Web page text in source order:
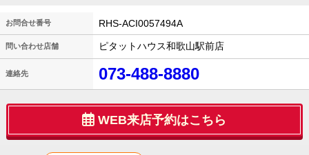
お問合せ番号 RHS-ACI0057494A
問い合わせ店舗 ピタットハウス和歌山駅前店
連絡先 073-488-8880
WEB来店予約はこちら